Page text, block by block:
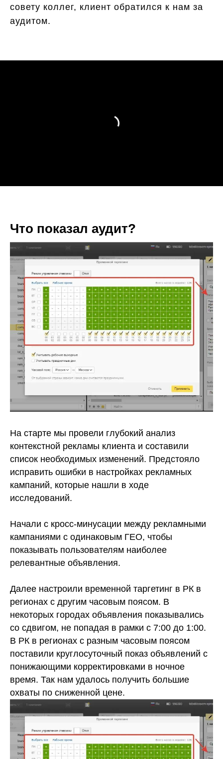
совету коллег, клиент обратился к нам за
аудитом.
Что показал аудит?
На старте мы провели глубокий анализ
контекстной рекламы клиента и составили
список необходимых изменений. Предстояло
исправить ошибки в настройках рекламных
кампаний, которые нашли в ходе
исследований.
Начали с кросс-минусации между рекламными
кампаниями с одинаковым ГЕО, чтобы
показывать пользователям наиболее
релевантные объявления.
Далее настроили временной таргетинг в РК в
регионах с другим часовым поясом. В
некоторых городах объявления показывались
со сдвигом, не попадая в рамки с 7:00 до 1:00.
В РК в регионах с разным часовым поясом
поставили круглосуточный показ объявлений с
понижающими корректировками в ночное
время. Так нам удалось получить большие
охваты по сниженной цене.